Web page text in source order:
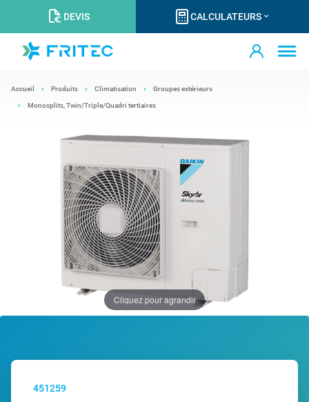
DEVIS CALCULATEURS
Accueil Produits Climatisation Groupes extérieurs
Monosplits, Twin/Triple/Quadri tertiaires
Cliquez pour agrandir
451259